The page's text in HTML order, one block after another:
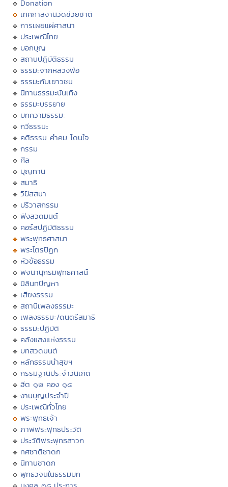
Donation
เทศกาลงานวัดช่วยชาติ
การเผยแผ่ศาสนา
ประเพณีไทย
บอกบุญ
สถานปฏิบัติธรรม
ธรรมะจากหลวงพ่อ
ธรรมะกับเยาวชน
นิทานธรรมะบันเทิง
ธรรมะบรรยาย
บทความธรรมะ
กวีธรรมะ
คติธรรม คำคม โดนใจ
กรรม
ศีล
บุญทาน
สมาธิ
วิปัสสนา
ปริวาสกรรม
ฟังสวดมนต์
คอร์สปฏิบัติธรรม
พระพุทธศาสนา
พระไตรปิฏก
หัวข้อธรรม
พจนานุกรมพุทธศาสน์
มิลินทปัญหา
เสียงธรรม
สถานีเพลงธรรมะ
เพลงธรรมะ/ดนตรีสมาธิ
ธรรมะปฏิบัติ
คลังแสงแห่งธรรม
บทสวดมนต์
หลักธรรมนำสุขฯ
กรรมฐานประจำวันเกิด
ฮีต ๑๒ คอง ๑๔
งานบุญประจำปี
ประเพณีทั่วไทย
พระพุทธเจ้า
ภาพพระพุทธประวัติ
ประวัติพระพุทธสาวก
ทศชาติชาดก
นิทานชาดก
พุทธวจนในธรรมบท